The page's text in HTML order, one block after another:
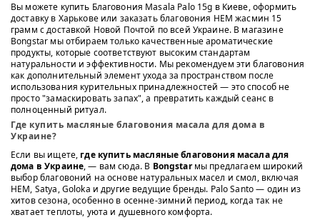
Вы можете купить Благовония Masala Palo 15g в Киеве, оформить
доставку в Харькове или заказать благовония HEM жасмин 15
грамм с доставкой Новой Почтой по всей Украине. В магазине
Bongstar мы отбираем только качественные ароматические
продукты, которые соответствуют высоким стандартам
натуральности и эффективности. Мы рекомендуем эти благовония
как дополнительный элемент ухода за пространством после
использования курительных принадлежностей — это способ не
просто "замаскировать запах", а превратить каждый сеанс в
полноценный ритуал.
Где купить масляные благовония масала для дома в
Украине?
Если вы ищете, где купить масляные благовония масала для
дома в Украине, — вам сюда. В Bongstarмы предлагаем широкий
выбор благовоний на основе натуральных масел и смол, включая
HEM, Satya, Goloka и другие ведущие бренды. Palo Santo — один из
хитов сезона, особенно в осенне-зимний период, когда так не
хватает теплоты, уюта и душевного комфорта.